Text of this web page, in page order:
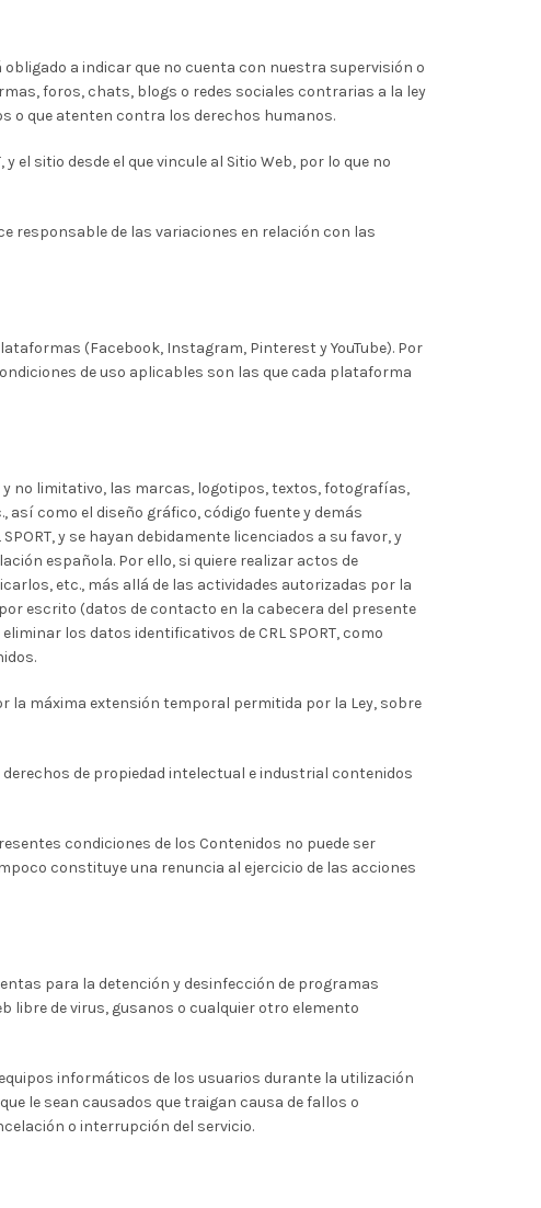
a indicar que no cuenta con nuestra supervisión o
foros, chats, blogs o redes sociales contrarias a la ley
o que atenten contra los derechos humanos.
el sitio desde el que vincule al Sitio Web, por lo que no
responsable de las variaciones en relación con las
(Facebook, Instagram, Pinterest y YouTube). Por
de uso aplicables son las que cada plataforma
no limitativo, las marcas, logotipos, textos, fotografías,
como el diseño gráfico, código fuente y demás
y se hayan debidamente licenciados a su favor, y
española. Por ello, si quiere realizar actos de
etc., más allá de las actividades autorizadas por la
escrito (datos de contacto en la cabecera del presente
los datos identificativos de CRL SPORT, como
máxima extensión temporal permitida por la Ley, sobre
de propiedad intelectual e industrial contenidos
condiciones de los Contenidos no puede ser
constituye una renuncia al ejercicio de las acciones
para la detención y desinfección de programas
libre de virus, gusanos o cualquier otro elemento
informáticos de los usuarios durante la utilización
le sean causados que traigan causa de fallos o
o interrupción del servicio.